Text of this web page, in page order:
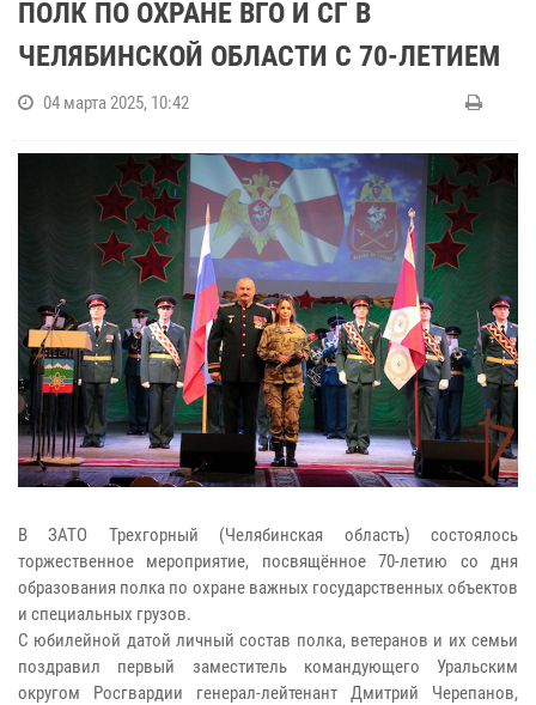
ПОЛК ПО ОХРАНЕ ВГО И СГ В
ЧЕЛЯБИНСКОЙ ОБЛАСТИ С 70-ЛЕТИЕМ
04 марта 2025, 10:42
В ЗАТО Трехгорный (Челябинская область) состоялось
торжественное мероприятие, посвящённое 70-летию со дня
образования полка по охране важных государственных объектов
и специальных грузов.
С юбилейной датой личный состав полка, ветеранов и их семьи
поздравил первый заместитель командующего Уральским
округом Росгвардии генерал-лейтенант Дмитрий Черепанов,